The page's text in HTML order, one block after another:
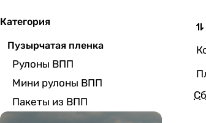
Категория
Пузырчатая пленка
Рулоны ВПП
Мини рулоны ВПП
Пакеты из ВПП